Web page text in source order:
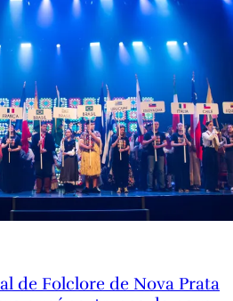
de Folclore de Nova Prata